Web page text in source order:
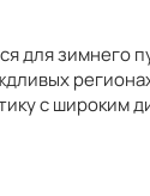
для
с широким